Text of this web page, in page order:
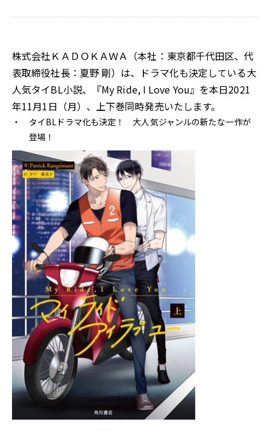
株式会社ＫＡＤＯＫＡＷＡ（本社：東京都千代田区、代
表取締役社長：夏野 剛）は、ドラマ化も決定している大
人気タイBL小説、『My Ride, I Love You』を本日2021
年11月1日（月）、上下巻同時発売いたします。
タイBLドラマ化も決定！ 大人気ジャンルの新たな一作が
登場！